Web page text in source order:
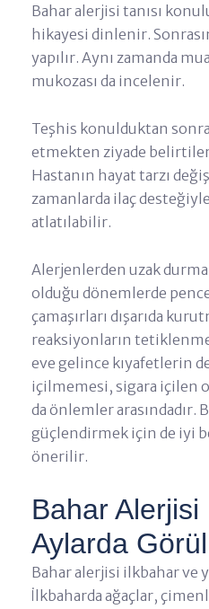
Bahar alerjisi tanısı
hikayesi dinlenir.
yapılır. Aynı zamanda
mukozası da incelenir.
Teşhis konulduktan
etmekten ziyade
Hastanın hayat tarzı
zamanlarda ilaç
atlatılabilir.
Alerjenlerden uzak
olduğu dönemlerde
çamaşırları dışarıda
reaksiyonların
eve gelince kıyafetlerin
içilmemesi, sigara içilen
da önlemler arasındadır.
güçlendirmek için de iyi
önerilir.
Bahar
Aylarda
Bahar alerjisi ilkbahar ve
İlkbaharda ağaçlar,